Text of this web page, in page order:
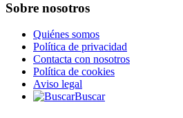
Sobre nosotros
Quiénes somos
Política de privacidad
Contacta con nosotros
Política de cookies
Aviso legal
Buscar